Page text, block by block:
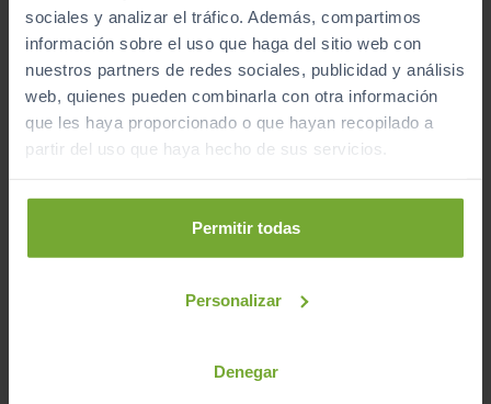
sociales y analizar el tráfico. Además, compartimos
información sobre el uso que haga del sitio web con
nuestros partners de redes sociales, publicidad y análisis
web, quienes pueden combinarla con otra información
que les haya proporcionado o que hayan recopilado a
partir del uso que haya hecho de sus servicios.
Permitir todas
Personalizar
Denegar
HYUNDAI KONA
HEV 1.6GDI 138CV DT TECNO
8.565 km
2026
31.200 €
371 €/mes